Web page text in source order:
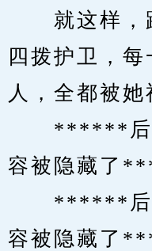
就这样，
四拨护卫，
人，全都被她
******后面
容被隐藏了
******后面
容被隐藏了